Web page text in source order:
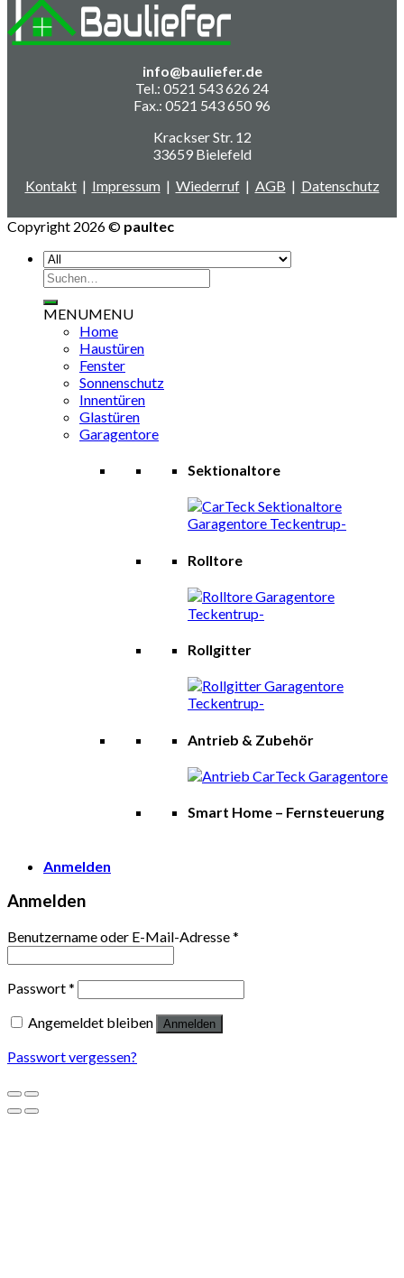
info@bauliefer.de
Tel.: 0521 543 626 24
Fax.: 0521 543 650 96
Krackser Str. 12
33659 Bielefeld
Kontakt| Impressum | Wiederruf| AGB | Datenschutz
Copyright 2026 © paultec
Suchen
nach:
MENUMENU
Home
Haustüren
Fenster
Sonnenschutz
Innentüren
Glastüren
Garagentore
Sektionaltore
Rolltore
Rollgitter
Antrieb & Zubehör
Smart Home – Fernsteuerung
Anmelden
Anmelden
Benutzername oder E-Mail-Adresse*
Passwort*
Angemeldet bleiben
Anmelden
Passwort vergessen?